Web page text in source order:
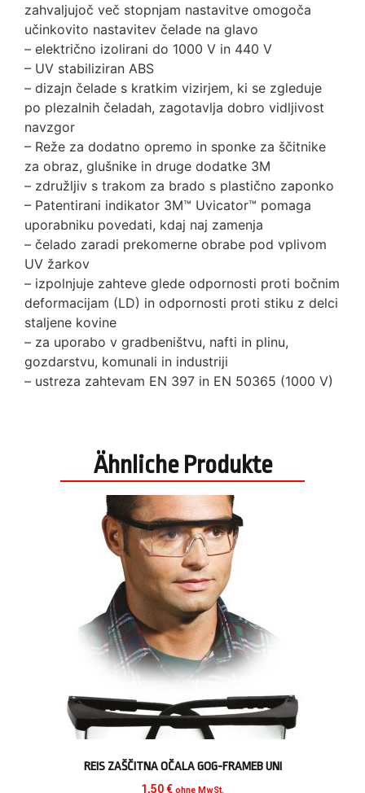
zahvaljujoč več stopnjam nastavitve omogoča
učinkovito nastavitev čelade na glavo
– električno izolirani do 1000 V in 440 V
– UV stabiliziran ABS
– dizajn čelade s kratkim vizirjem, ki se zgleduje
po plezalnih čeladah, zagotavlja dobro vidljivost
navzgor
– Reže za dodatno opremo in sponke za ščitnike
za obraz, glušnike in druge dodatke 3M
– združljiv s trakom za brado s plastično zaponko
– Patentirani indikator 3M™ Uvicator™ pomaga
uporabniku povedati, kdaj naj zamenja
– čelado zaradi prekomerne obrabe pod vplivom
UV žarkov
– izpolnjuje zahteve glede odpornosti proti bočnim
deformacijam (LD) in odpornosti proti stiku z delci
staljene kovine
– za uporabo v gradbeništvu, nafti in plinu,
gozdarstvu, komunali in industriji
– ustreza zahtevam EN 397 in EN 50365 (1000 V)
Ähnliche Produkte
REIS ZAŠČITNA OČALA GOG-FRAMEB UNI
1,50€ ohne MwSt.